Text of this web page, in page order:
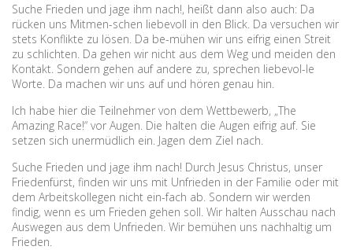
Suche Frieden und jage ihm nach!, heißt dann also auch: Da
rücken uns Mitmen-schen liebevoll in den Blick. Da versuchen wir
stets Konflikte zu lösen. Da be-mühen wir uns eifrig einen Streit
zu schlichten. Da gehen wir nicht aus dem Weg und meiden den
Kontakt. Sondern gehen auf andere zu, sprechen liebevol-le
Worte. Da machen wir uns auf und hören genau hin.
Ich habe hier die Teilnehmer von dem Wettbewerb, „The
Amazing Race!“ vor Augen. Die halten die Augen eifrig auf. Sie
setzen sich unermüdlich ein. Jagen dem Ziel nach.
Suche Frieden und jage ihm nach! Durch Jesus Christus, unser
Friedenfürst, finden wir uns mit Unfrieden in der Familie oder mit
dem Arbeitskollegen nicht ein-fach ab. Sondern wir werden
findig, wenn es um Frieden gehen soll. Wir halten Ausschau nach
Auswegen aus dem Unfrieden. Wir bemühen uns nachhaltig um
Frieden.